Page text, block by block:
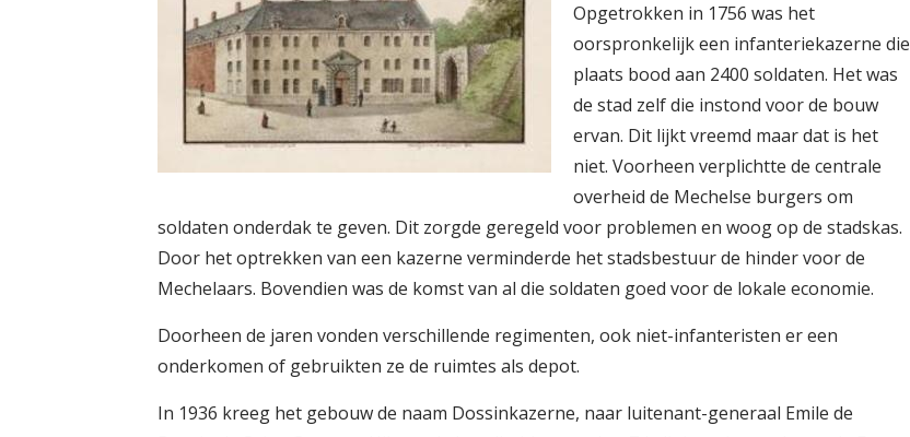
Opgetrokken in 1756 was het
oorspronkelijk een infanteriekazerne die
plaats bood aan 2400 soldaten. Het was
de stad zelf die instond voor de bouw
ervan. Dit lijkt vreemd maar dat is het
niet. Voorheen verplichtte de centrale
overheid de Mechelse burgers om
soldaten onderdak te geven. Dit zorgde geregeld voor problemen en woog op de stadskas.
Door het optrekken van een kazerne verminderde het stadsbestuur de hinder voor de
Mechelaars. Bovendien was de komst van al die soldaten goed voor de lokale economie.
Doorheen de jaren vonden verschillende regimenten, ook niet-infanteristen er een
onderkomen of gebruikten ze de ruimtes als depot.
In 1936 kreeg het gebouw de naam Dossinkazerne, naar luitenant-generaal Emile de